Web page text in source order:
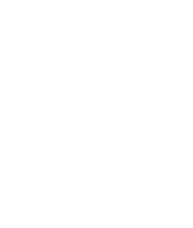
für die Online-
daraufhin einen
der unteren
Fachverfahren